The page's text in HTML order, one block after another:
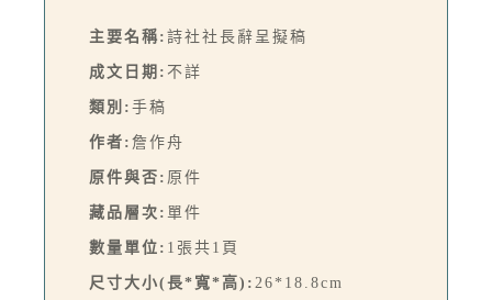
主要名稱: 詩社社長辭呈擬稿
成文日期: 不詳
類別: 手稿
作者: 詹作舟
原件與否: 原件
藏品層次: 單件
數量單位: 1張共1頁
尺寸大小(長*寬*高): 26*18.8cm